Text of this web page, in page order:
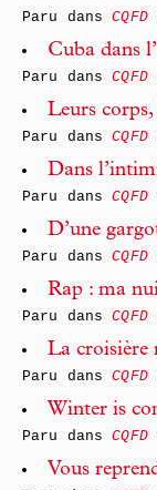
Paru dansCQFD
Cuba dans
Paru dansCQFD
Leurs
Paru dansCQFD
Dans
Paru dansCQFD
D’une
Paru dansCQFD
Rap : ma
Paru dansCQFD
La croisière
Paru dansCQFD
Winter is
Paru dansCQFD
Vous